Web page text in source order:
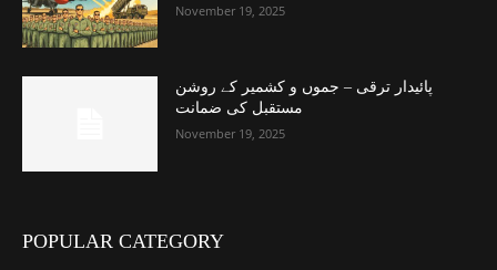
November 19, 2025
پائیدار ترقی – جموں و کشمیر کے روشن
مستقبل کی ضمانت
November 19, 2025
POPULAR CATEGORY